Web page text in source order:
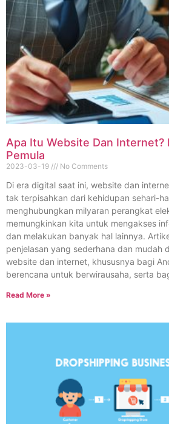
Apa Itu Website Dan Internet?
Pemula
2023-03-19 No Comments
Di era digital saat ini, website dan
tak terpisahkan dari kehidupan sehari-
menghubungkan milyaran perangkat
memungkinkan kita untuk mengakses
dan melakukan banyak hal lainnya.
penjelasan yang sederhana dan mudah
website dan internet, khususnya bagi
berencana untuk berwirausaha, serta
Read More »